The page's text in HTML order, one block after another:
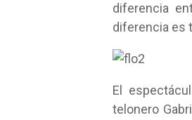
diferencia
diferencia es
El
telonero